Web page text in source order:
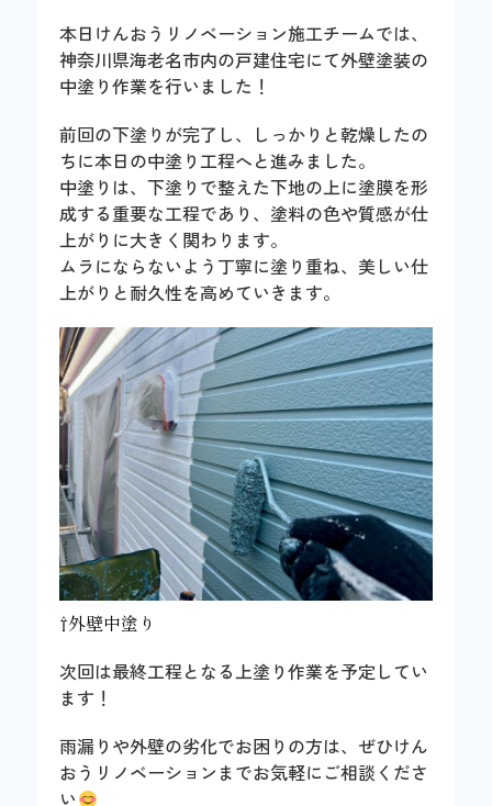
本日けんおうリノベーション施工チームでは、
神奈川県海老名市内の戸建住宅にて外壁塗装の
中塗り作業を行いました！
前回の下塗りが完了し、しっかりと乾燥したの
ちに本日の中塗り工程へと進みました。
中塗りは、下塗りで整えた下地の上に塗膜を形
成する重要な工程であり、塗料の色や質感が仕
上がりに大きく関わります。
ムラにならないよう丁寧に塗り重ね、美しい仕
上がりと耐久性を高めていきます。
⇧外壁中塗り
次回は最終工程となる上塗り作業を予定してい
ます！
雨漏りや外壁の劣化でお困りの方は、ぜひけん
おうリノベーションまでお気軽にご相談くださ
い